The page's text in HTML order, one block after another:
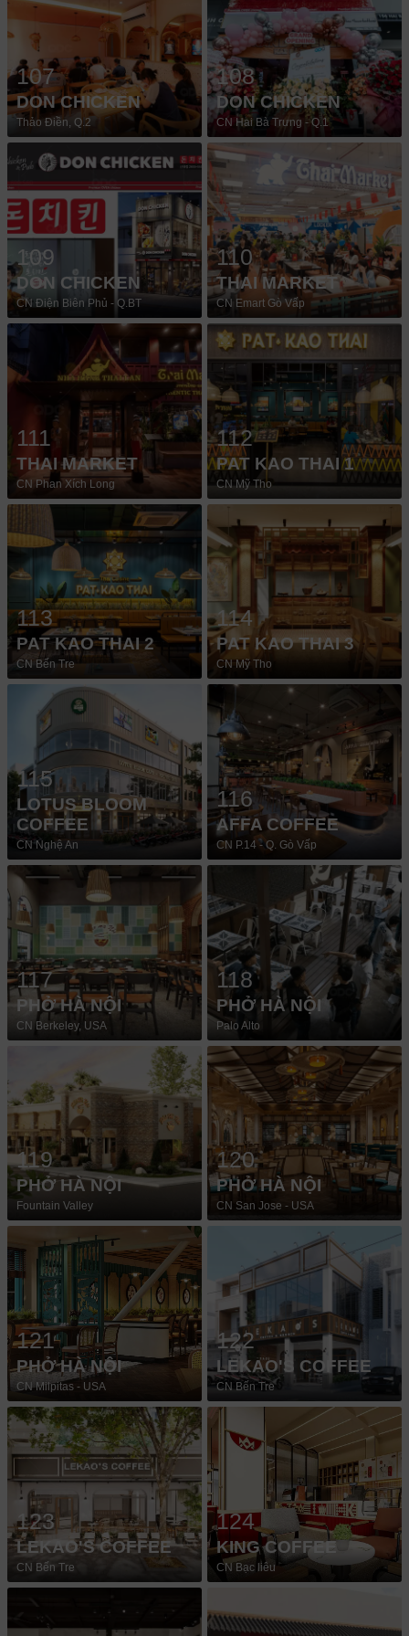
107
DON CHICKEN
Thảo Điền, Q.2
108
DON CHICKEN
CN Hai Bà Trưng - Q.1
109
DON CHICKEN
CN Điện Biên Phủ - Q.BT
110
THAI MARKET
CN Emart Gò Vấp
111
THAI MARKET
CN Phan Xích Long
112
PAT KAO THAI 1
CN Mỹ Tho
113
PAT KAO THAI 2
CN Bến Tre
114
PAT KAO THAI 3
CN Mỹ Tho
115
LOTUS BLOOM
COFFEE
CN Nghệ An
116
AFFA COFFEE
CN P.14 - Q. Gò Vấp
117
PHỞ HÀ NỘI
CN Berkeley, USA
118
PHỞ HÀ NỘI
Palo Alto
119
PHỞ HÀ NỘI
Fountain Valley
120
PHỞ HÀ NỘI
CN San Jose - USA
121
PHỞ HÀ NỘI
CN Milpitas - USA
122
LEKAO'S COFFEE
CN Bến Tre
123
LEKAO'S COFFEE
CN Bến Tre
124
KING COFFEE
CN Bạc liêu